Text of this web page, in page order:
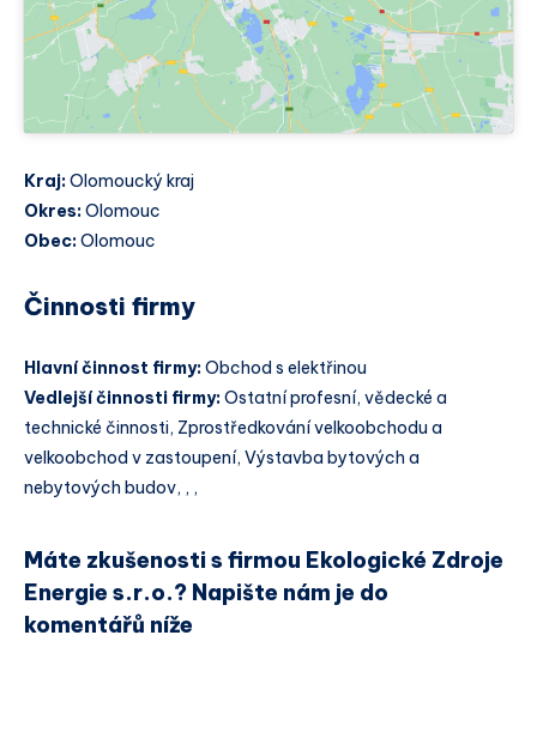
Kraj:Olomoucký kraj
Okres:Olomouc
Obec:Olomouc
Činnosti firmy
Hlavní činnost firmy:Obchod s elektřinou
Vedlejší činnosti firmy:Ostatní profesní, vědecké a
technické činnosti, Zprostředkování velkoobchodu a
velkoobchod v zastoupení, Výstavba bytových a
nebytových budov, , ,
Máte zkušenosti s firmou Ekologické Zdroje
Energie s.r.o.? Napište nám je do
komentářů níže